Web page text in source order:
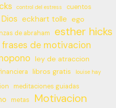
control del estress cuentos
Dios eckhart tolle ego
de abraham esther hicks
frases de motivacion
ley de atraccion
libros gratis louise hay
meditaciones guiadas
metas Motivacion